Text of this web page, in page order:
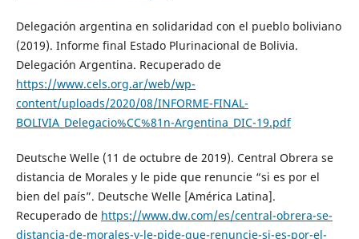
Delegación argentina en solidaridad con el pueblo boliviano
(2019). Informe final Estado Plurinacional de Bolivia.
Delegación Argentina. Recuperado de
https://www.cels.org.ar/web/wp-
content/uploads/2020/08/INFORME-FINAL-
BOLIVIA_Delegacio%CC%81n-Argentina_DIC-19.pdf
Deutsche Welle (11 de octubre de 2019). Central Obrera se
distancia de Morales y le pide que renuncie “si es por el
bien del país”. Deutsche Welle [América Latina].
Recuperado de https://www.dw.com/es/central-obrera-se-
distancia-de-morales-y-le-pide-que-renuncie-si-es-por-el-